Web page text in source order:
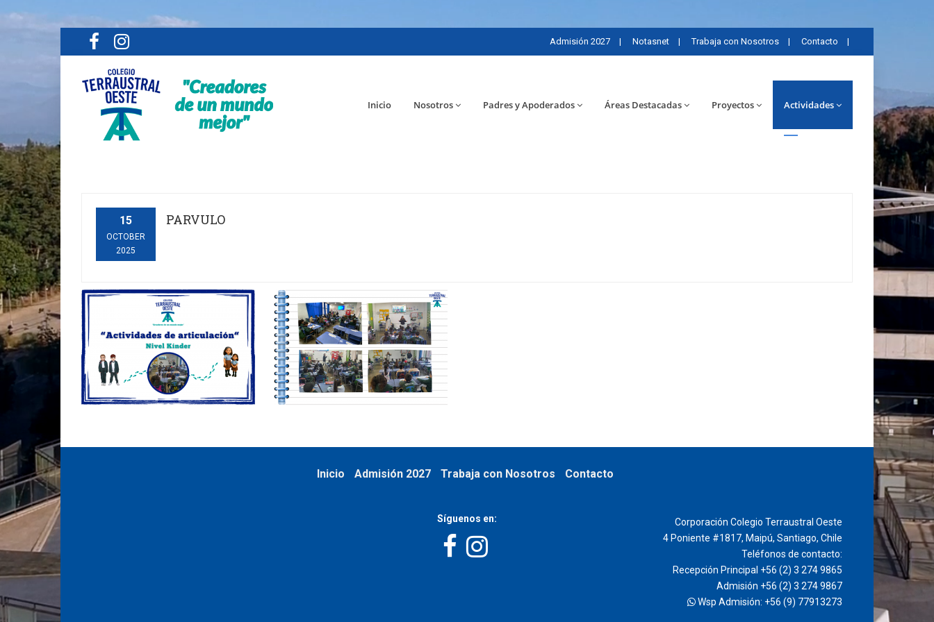
Admisión 2027 | Notasnet | Trabaja con Nosotros | Contacto |
Inicio Nosotros Padres y Apoderados Áreas Destacadas Proyectos Actividades
15
OCTOBER
2025
PARVULO
Inicio Admisión 2027 Trabaja con Nosotros Contacto
Síguenos en:
Corporación Colegio Terraustral Oeste
4 Poniente #1817, Maipú, Santiago, Chile
Teléfonos de contacto:
Recepción Principal +56 (2) 3 274 9865
Admisión +56 (2) 3 274 9867
Wsp Admisión: +56 (9) 77913273